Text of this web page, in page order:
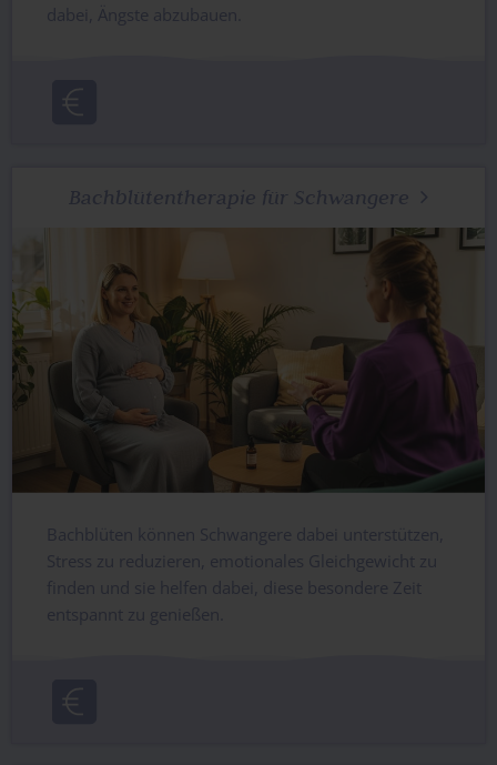
dabei, Ängste abzubauen.
Bachblütentherapie für Schwangere 
Bachblüten können Schwangere dabei unterstützen,
Stress zu reduzieren, emotionales Gleichgewicht zu
finden und sie helfen dabei, diese besondere Zeit
entspannt zu genießen.